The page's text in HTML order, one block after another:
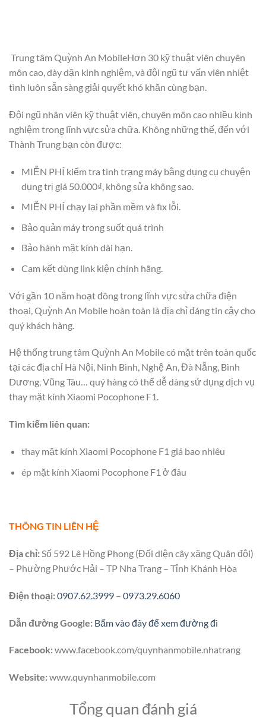
Trung tâm Quỳnh An MobileHơn 30 kỹ thuật viên chuyên
môn cao, dày dặn kinh nghiệm, và đội ngũ tư vấn viên nhiệt
tình luôn sẵn sàng giải quyết khó khăn cùng bạn.
Đội ngũ nhân viên kỹ thuật viên, chuyên môn cao nhiều kinh
nghiệm trong lĩnh vực sửa chữa. Không những thế, đến với
Thành Trung bạn còn được:
MIỄN PHÍ kiểm tra tình trạng máy bằng dụng cụ chuyện
dụng trị giá 50.000₫, không sửa không sao.
MIỄN PHÍ chạy lại phần mềm và fix lỗi.
Bảo quản máy trong suốt quá trình
Bảo hành mặt kính dài hạn.
Cam kết dùng link kiện chính hãng.
Với gần 10 năm hoạt đông trong lĩnh vực sửa chữa điện
thoại, Quỳnh An Mobile hoàn toàn là địa chỉ đáng tin cậy cho
quý khách hàng.
Hệ thống trung tâm Quỳnh An Mobile có mặt trên toàn quốc
tại các địa chỉ Hà Nội, Ninh Bình, Nghệ An, Đà Nẵng, Bình
Dương, Vũng Tàu… quý hàng có thể dễ dàng sử dụng dịch vụ
thay mặt kính Xiaomi Pocophone F1.
Tìm kiếm liên quan:
thay mặt kính Xiaomi Pocophone F1 giá bao nhiêu
ép mặt kính Xiaomi Pocophone F1 ở đâu
THÔNG TIN LIÊN HỆ
Địa chỉ:Số 592 Lê Hồng Phong (Đối diện cây xăng Quân đội)
– Phường Phước Hải – TP Nha Trang – Tỉnh Khánh Hòa
Điện thoại:0907.62.3999 – 0973.29.6060
Dẫn đường Google: Bấm vào đây để xem đường đi
Facebook:www.facebook.com/quynhanmobile.nhatrang
Website:www.quynhanmobile.com
Tổng quan đánh giá